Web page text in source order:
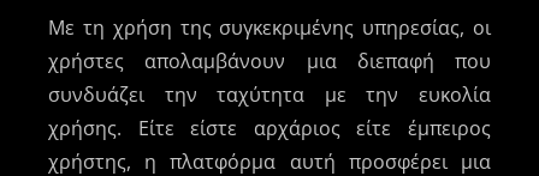
Με τη χρήση της συγκεκριμένης υπηρεσίας, οι
χρήστες απολαμβάνουν μια διεπαφή που
συνδυάζει την ταχύτητα με την ευκολία
χρήσης. Είτε είστε αρχάριος είτε έμπειρος
χρήστης, η πλατφόρμα αυτή προσφέρει μια